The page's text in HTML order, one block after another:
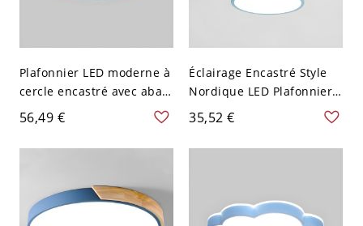
Plafonnier LED moderne à
cercle encastré avec abat-
jour en acrylique blanc - 1
lumière - 110 V-120 V Bleu
22,86 cm Blanc
56,49 €
Éclairage Encastré Style
Nordique LED Plafonnier
Cylindrique en Métal pour
Couloir - Bleu 110 V-120 V
Blanc
35,52 €